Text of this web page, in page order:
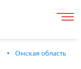
Омская область